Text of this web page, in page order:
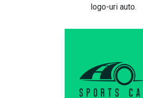
logo-uri auto.